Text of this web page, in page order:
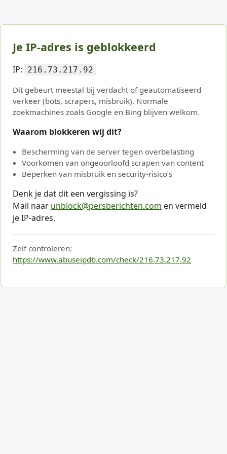
Je IP-adres is geblokkeerd
IP: 216.73.217.92
Dit gebeurt meestal bij verdacht of geautomatiseerd
verkeer (bots, scrapers, misbruik). Normale
zoekmachines zoals Google en Bing blijven welkom.
Waarom blokkeren wij dit?
Bescherming van de server tegen overbelasting
Voorkomen van ongeoorloofd scrapen van content
Beperken van misbruik en security-risico’s
Denk je dat dit een vergissing is?
Mail naar unblock@persberichten.com en vermeld
je IP-adres.
Zelf controleren:
https://www.abuseipdb.com/check/216.73.217.92